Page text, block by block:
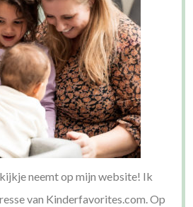
neemt op mijn website! Ik
van Kinderfavorites.com. Op